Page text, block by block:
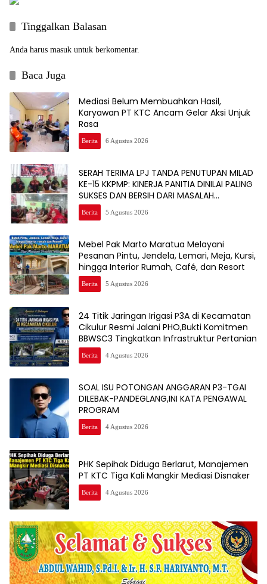
Tinggalkan Balasan
Anda harus masuk untuk berkomentar.
Baca Juga
Mediasi Belum Membuahkan Hasil,
Karyawan PT KTC Ancam Gelar Aksi Unjuk
Rasa
Berita 6 Agustus 2026
SERAH TERIMA LPJ TANDA PENUTUPAN MILAD
KE-15 KKPMP: KINERJA PANITIA DINILAI PALING
SUKSES DAN BERSIH DARI MASALAH
KEUANGAN
Berita 5 Agustus 2026
Mebel Pak Marto Maratua Melayani
Pesanan Pintu, Jendela, Lemari, Meja, Kursi,
hingga Interior Rumah, Café, dan Resort
Berita 5 Agustus 2026
24 Titik Jaringan Irigasi P3A di Kecamatan
Cikulur Resmi Jalani PHO,Bukti Komitmen
BBWSC3 Tingkatkan Infrastruktur Pertanian
Berita 4 Agustus 2026
SOAL ISU POTONGAN ANGGARAN P3-TGAI
DILEBAK-PANDEGLANG,INI KATA PENGAWAL
PROGRAM
Berita 4 Agustus 2026
PHK Sepihak Diduga Berlarut, Manajemen
PT KTC Tiga Kali Mangkir Mediasi Disnaker
Berita 4 Agustus 2026